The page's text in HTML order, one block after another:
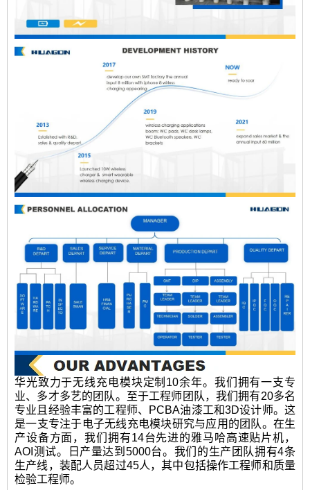
华光致力于无线充电模块定制10余年。我们拥有一支专
业、多才多艺的团队。至于工程师团队，我们拥有20多名
专业且经验丰富的工程师、PCBA油漆工和3D设计师。这
是一支专注于电子无线充电模块研究与应用的团队。在生
产设备方面，我们拥有14台先进的雅马哈高速贴片机，
AOI测试。日产量达到5000台。我们的生产团队拥有4条
生产线，装配人员超过45人，其中包括操作工程师和质量
检验工程师。